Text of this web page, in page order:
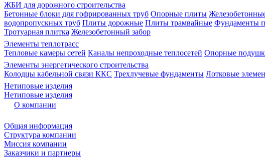
ЖБИ для дорожного строительства
Бетонные блоки для гофрированных труб Опорные плиты
водопропускных труб Плиты дорожные Плиты трамвайные Фундаменты
Тротуарная плитка Железобетонный забор
Элементы теплотрасс
Тепловые камеры сетей Каналы непроходные теплосетей Опорные
Элементы энергетического строительства
Колодцы кабельной связи ККС Трехлучевые фундаменты Лотковые
Нетиповые изделия
Нетиповые изделия
О компании
Общая информация
Структура компании
Миссия компании
Заказчики и партнеры